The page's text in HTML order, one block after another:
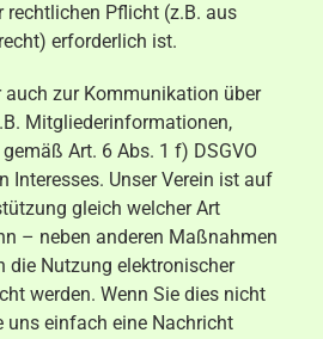
rechtlichen Pflicht (z.B. aus
erforderlich ist.
auch zur Kommunikation über
Mitgliederinformationen,
Art. 6 Abs. 1 f) DSGVO
Interesses. Unser Verein ist auf
gleich welcher Art
– neben anderen Maßnahmen
die Nutzung elektronischer
werden. Wenn Sie dies nicht
uns einfach eine Nachricht